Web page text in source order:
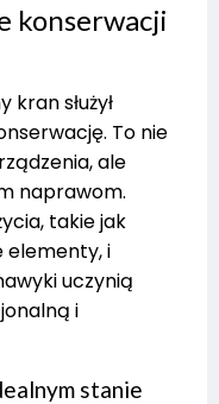
konserwacji
służył
To nie
ale
naprawom.
takie jak
elementy, i
uczynią
i
stanie